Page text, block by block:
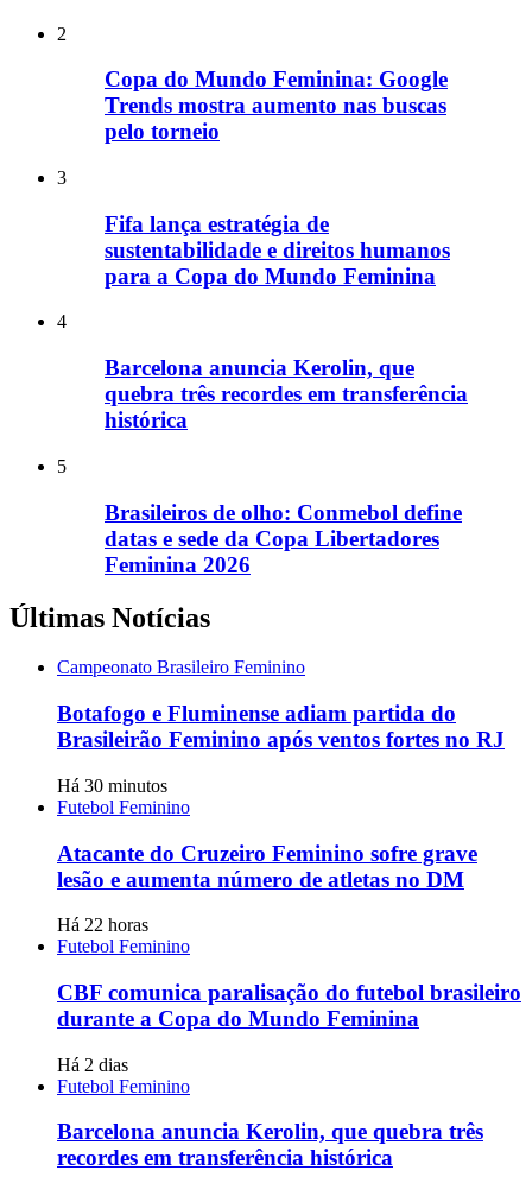
2
Copa do Mundo Feminina: Google
Trends mostra aumento nas buscas
pelo torneio
3
Fifa lança estratégia de
sustentabilidade e direitos humanos
para a Copa do Mundo Feminina
4
Barcelona anuncia Kerolin, que
quebra três recordes em transferência
histórica
5
Brasileiros de olho: Conmebol define
datas e sede da Copa Libertadores
Feminina 2026
Últimas Notícias
Campeonato Brasileiro Feminino
Botafogo e Fluminense adiam partida do
Brasileirão Feminino após ventos fortes no RJ
Há 30 minutos
Futebol Feminino
Atacante do Cruzeiro Feminino sofre grave
lesão e aumenta número de atletas no DM
Há 22 horas
Futebol Feminino
CBF comunica paralisação do futebol brasileiro
durante a Copa do Mundo Feminina
Há 2 dias
Futebol Feminino
Barcelona anuncia Kerolin, que quebra três
recordes em transferência histórica